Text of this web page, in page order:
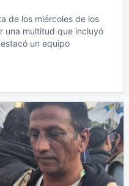
de los miércoles de los
una multitud que incluyó
un equipo